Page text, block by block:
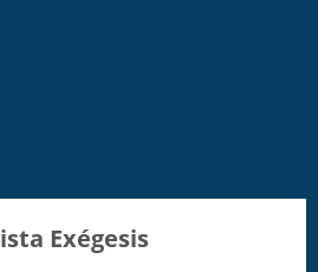
Exégesis